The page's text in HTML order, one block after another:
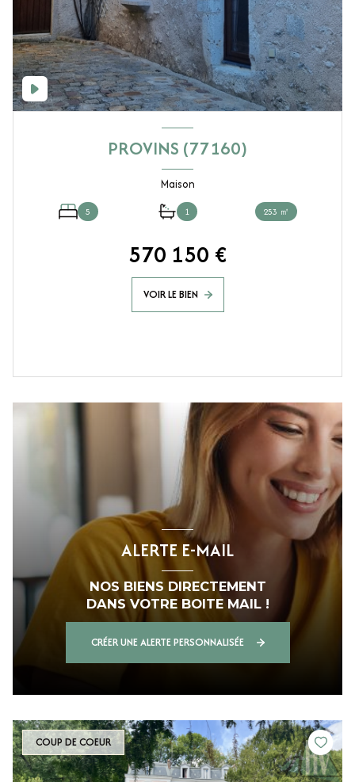
PROVINS (77160)
Maison
5 1 253 ㎡
570 150 €
VOIR LE BIEN
ALERTE E-MAIL
NOS BIENS DIRECTEMENT
DANS VOTRE BOITE MAIL !
CRÉER UNE ALERTE PERSONNALISÉE
COUP DE COEUR